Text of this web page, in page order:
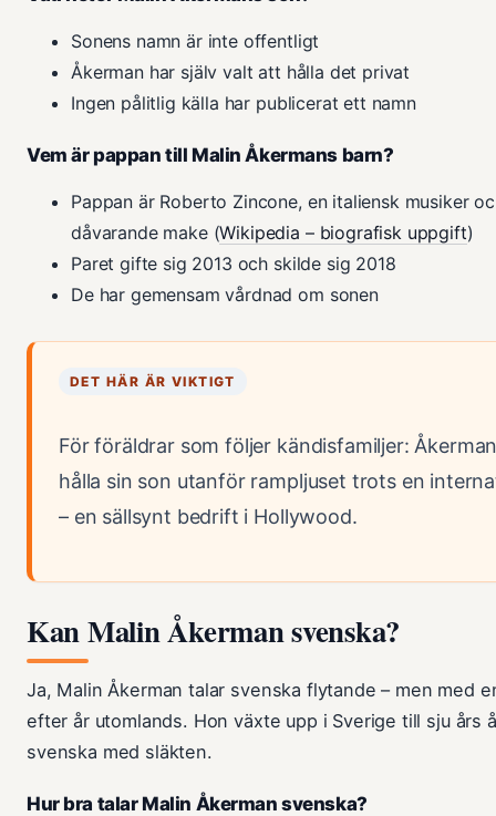
Sonens namn är inte offentligt
Åkerman har själv valt att hålla det privat
Ingen pålitlig källa har publicerat ett namn
Vem är pappan till Malin Åkermans barn?
Pappan är Roberto Zincone, en italiensk musiker
dåvarande make (Wikipedia – biografisk uppgift)
Paret gifte sig 2013 och skilde sig 2018
De har gemensam vårdnad om sonen
DET HÄR ÄR VIKTIGT
För föräldrar som följer kändisfamiljer:
hålla sin son utanför rampljuset trots en
– en sällsynt bedrift i Hollywood.
Kan Malin Åkerman svenska?
Ja, Malin Åkerman talar svenska flytande – men med
efter år utomlands. Hon växte upp i Sverige till sju års
svenska med släkten.
Hur bra talar Malin Åkerman svenska?